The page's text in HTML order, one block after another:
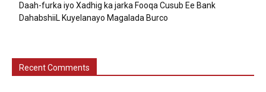
Daah-furka iyo Xadhig ka jarka Fooqa Cusub Ee Bank
DahabshiiL Kuyelanayo Magalada Burco
Recent Comments